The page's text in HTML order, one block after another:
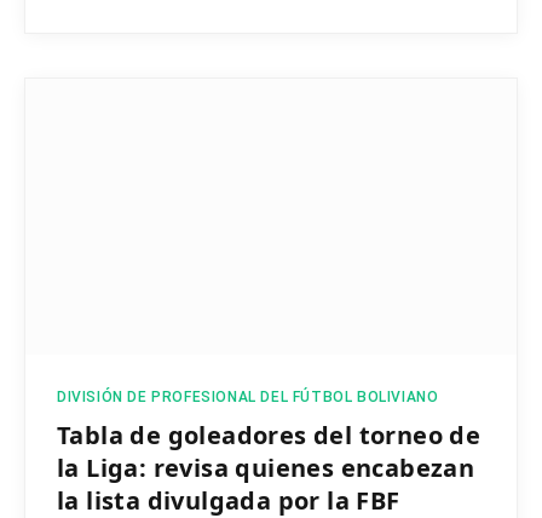
DIVISIÓN DE PROFESIONAL DEL FÚTBOL BOLIVIANO
Tabla de goleadores del torneo de
la Liga: revisa quienes encabezan
la lista divulgada por la FBF